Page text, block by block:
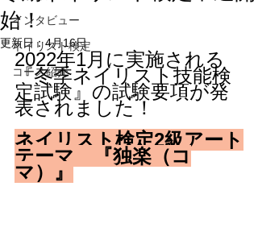
インタビュー
ネイリスト検定
コース紹介
始！
更新日：4月16日
2022年1月に実施される
『冬季ネイリスト技能検
定試験』の試験要項が発
表されました！
ネイリスト検定2級アート
テーマ　『独楽（コ
マ）』